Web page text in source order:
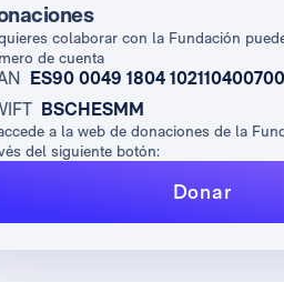
colaborar con la Fundación
de cuenta
ES90 0049 1804 102110400700
BSCHESMM
a la web de donaciones de la
del siguiente botón:
Donar